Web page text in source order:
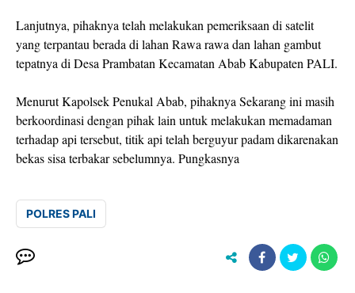
Lanjutnya, pihaknya telah melakukan pemeriksaan di satelit
yang terpantau berada di lahan Rawa rawa dan lahan gambut
tepatnya di Desa Prambatan Kecamatan Abab Kabupaten PALI.
Menurut Kapolsek Penukal Abab, pihaknya Sekarang ini masih
berkoordinasi dengan pihak lain untuk melakukan memadaman
terhadap api tersebut, titik api telah berguyur padam dikarenakan
bekas sisa terbakar sebelumnya. Pungkasnya
POLRES PALI